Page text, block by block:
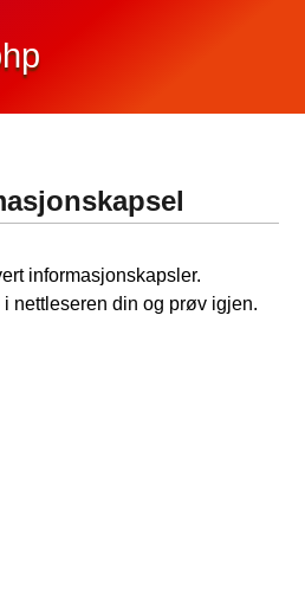
informasjonskapsler.
nettleseren din og prøv igjen.